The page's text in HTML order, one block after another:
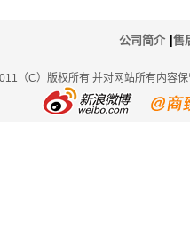
公司简介 售
（C）版权所有 并对网站所有内容